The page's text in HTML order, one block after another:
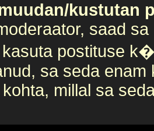
kustutan
saad
postituse
sa seda
millal sa